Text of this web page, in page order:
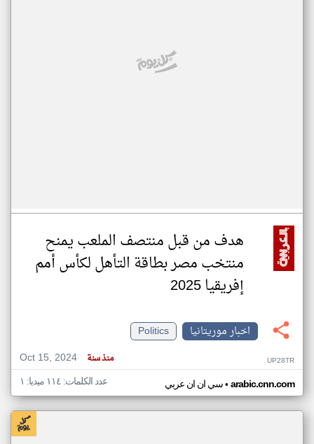
هدف من قبل منتصف الملعب يمنح
منتخب مصر بطاقة التأهل لكأس أمم
إفريقيا 2025
اخبار موريتانيا
Politics
Oct 15, 2024
منذ سنة UP28TR
سي ان ان عربي• arabic.cnn.com عدد الكلمات: ١١٤ ميديا: ١